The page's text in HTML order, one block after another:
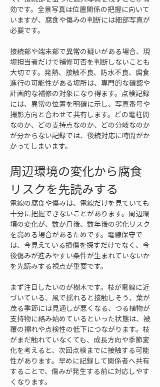
効です。全景写真は位置関係の把握に向いて
いますが、腐食や傷みの判断には細部写真が
必要です。
接続部や端末部で異常の疑いがある場合、現
場担当者だけで補修可否を判断しないことも
大切です。発熱、接触不良、防水不良、腐食
進行の可能性がある場所は、専門的な確認や
計画的な補修の対象になり得ます。点検記録
には、異常の位置を明確に示し、写真番号や
撮影方向と合わせて共有します。どの電柱間
なのか、どの支持点なのか、どの分岐なのか
が分からない記録では、後続対応に時間がか
かってしまいます。
周辺環境の変化から腐食
リスクを先読みする
電線の腐食や傷みは、電線だけを見ていても
十分に把握できないことがあります。周辺環
境の変化が、数か月後、数年後の劣化リスク
を高める場合があるためです。電線保守で
は、今見えている損傷を探すだけでなく、今
後傷みが進みやすい条件が生まれていないか
を先読みする視点が重要です。
まず注目したいのが樹木です。枝が電線に近
づいている、風で揺れると接触しそう、葉が
茂る季節には見通しが悪くなる、つる植物が
支持物に絡み始めているといった状態は、被
覆の擦れや点検性の低下につながります。枝
がまだ触れていなくても、成長方向や季節変
化を考えると、次回点検までに接触する可能
性があります。早めに記録して関係者へ共有
することで、傷みが発生する前に対応しやす
くなります。